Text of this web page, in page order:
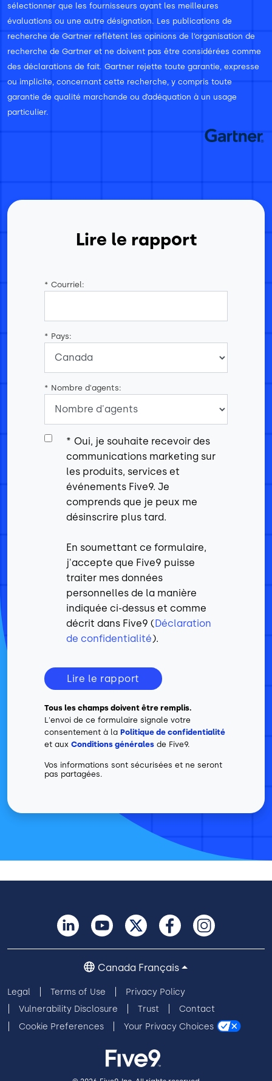
sélectionner que les fournisseurs ayant les meilleures
évaluations ou une autre désignation. Les publications de
recherche de Gartner reflètent les opinions de l’organisation de
recherche de Gartner et ne doivent pas être considérées comme
des déclarations de fait. Gartner rejette toute garantie, expresse
ou implicite, concernant cette recherche, y compris toute
garantie de qualité marchande ou d’adéquation à un usage
particulier.
Lire le rapport
* Courriel:
* Pays:
* Nombre d'agents:
* Oui, je souhaite recevoir des
communications marketing sur
les produits, services et
événements Five9. Je
comprends que je peux me
désinscrire plus tard.
En soumettant ce formulaire,
j'accepte que Five9 puisse
traiter mes données
personnelles de la manière
indiquée ci-dessus et comme
décrit dans Five9 (Déclaration
de confidentialité).
Lire le rapport
Tous les champs doivent être remplis.
L'envoi de ce formulaire signale votre
consentement à la Politique de confidentialité
et aux Conditions générales de Five9.
Vos informations sont sécurisées et ne seront
pas partagées.
Legal Terms of Use
Privacy Policy
Vulnerability Disclosure
Trust
Contact
Cookie Preferences
Your Privacy Choices
Canada Français